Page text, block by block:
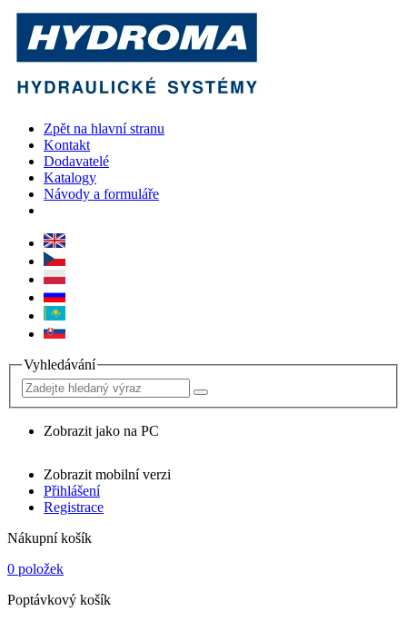
Zpět na hlavní stranu
Kontakt
Dodavatelé
Katalogy
Návody a formuláře
Vyhledávání
Zobrazit jako na PC
Zobrazit mobilní verzi
Přihlášení
Registrace
Nákupní košík
0 položek
Poptávkový košík